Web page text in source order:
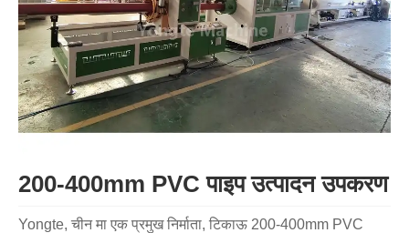
200-400mm PVC पाइप उत्पादन उपकरण
Yongte, चीन मा एक प्रमुख निर्माता, टिकाऊ 200-400mm PVC